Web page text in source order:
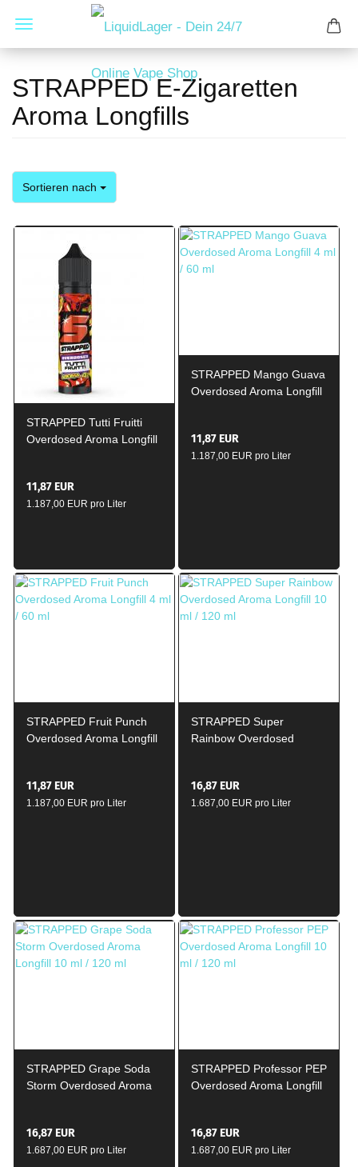
STRAPPED E-Zigaretten
Aroma Longfills
Sortieren nach
Sortieren nach
STRAPPED Tutti Fruitti
Overdosed Aroma Longfill
11,87 EUR
1.187,00 EUR pro Liter
STRAPPED Mango Guava
Overdosed Aroma Longfill
11,87 EUR
1.187,00 EUR pro Liter
STRAPPED Fruit Punch
Overdosed Aroma Longfill
11,87 EUR
1.187,00 EUR pro Liter
STRAPPED Super
Rainbow Overdosed
16,87 EUR
1.687,00 EUR pro Liter
STRAPPED Grape Soda
Storm Overdosed Aroma
16,87 EUR
1.687,00 EUR pro Liter
STRAPPED Professor PEP
Overdosed Aroma Longfill
16,87 EUR
1.687,00 EUR pro Liter